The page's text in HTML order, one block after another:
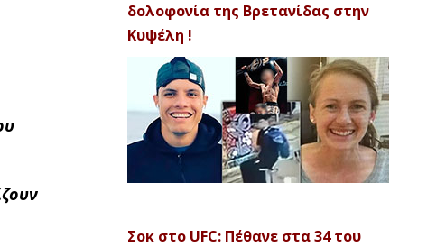
δολοφονία της Βρετανίδας στην
Κυψέλη !
Σοκ στο UFC: Πέθανε στα 34 του